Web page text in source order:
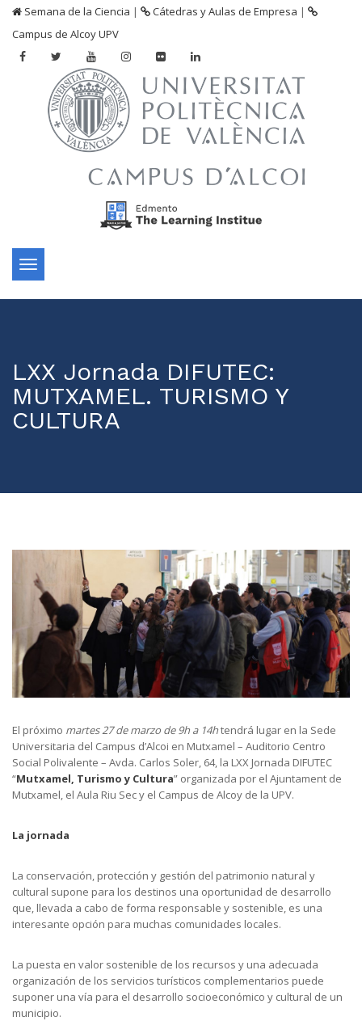
Semana de la Ciencia | Cátedras y Aulas de Empresa |
Campus de Alcoy UPV
Toggle
navigation
LXX Jornada DIFUTEC:
MUTXAMEL. TURISMO Y
CULTURA
El próximo martes 27 de marzo de 9h a 14htendrá lugar en la Sede
Universitaria del Campus d’Alcoi en Mutxamel – Auditorio Centro
Social Polivalente – Avda. Carlos Soler, 64, la LXX Jornada DIFUTEC
“Mutxamel, Turismo y Cultura” organizada por el Ajuntament de
Mutxamel, el Aula Riu Sec y el Campus de Alcoy de la UPV.
La jornada
La conservación, protección y gestión del patrimonio natural y
cultural supone para los destinos una oportunidad de desarrollo
que, llevada a cabo de forma responsable y sostenible, es una
interesante opción para muchas comunidades locales.
La puesta en valor sostenible de los recursos y una adecuada
organización de los servicios turísticos complementarios puede
suponer una vía para el desarrollo socioeconómico y cultural de un
municipio.